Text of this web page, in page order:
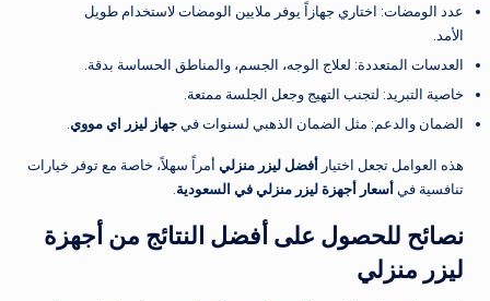
عدد الومضات: اختاري جهازاً يوفر ملايين الومضات لاستخدام طويل
الأمد.
العدسات المتعددة: لعلاج الوجه، الجسم، والمناطق الحساسة بدقة.
خاصية التبريد: لتجنب التهيج وجعل الجلسة ممتعة.
الضمان والدعم: مثل الضمان الذهبي لسنوات فيجهاز ليزر اي مووي.
هذه العوامل تجعل اختيار أفضل ليزر منزلي أمراً سهلاً، خاصة مع توفر خيارات
تنافسية فيأسعار أجهزة ليزر منزلي في السعودية.
نصائح للحصول على أفضل النتائج من أجهزة
ليزر منزلي